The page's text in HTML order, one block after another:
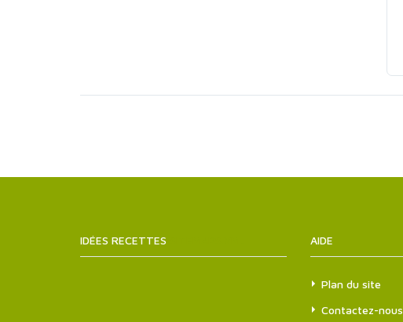
IDÉES RECETTES AIDE
Plan du site
Contactez-nous